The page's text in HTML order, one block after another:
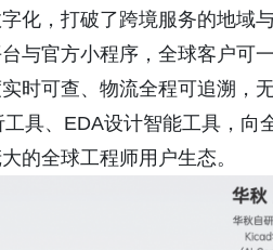
化，打破了跨境服务的地域与
与官方小程序，全球客户可
时可查、物流全程可追溯，
具、EDA设计智能工具，
的全球工程师用户生态。